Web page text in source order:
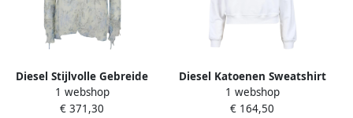
Diesel Stijlvolle Gebreide
Kleding Collectie Multicolor
Dames
1 webshop
€ 371,30
Diesel Katoenen Sweatshirt
Model White Dames
1 webshop
€ 164,50